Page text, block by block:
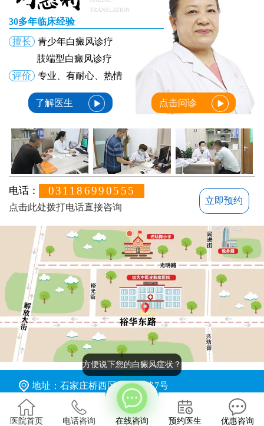
TRANSLATION
30多年临床经验
擅长
青少年白癜风诊疗
肢端型白癜风诊疗
评价
专业、有耐心、热情
了解医生 点击问诊
电话： 031186990555
点击此处拨打电话直接咨询
立即预约
地址：石家庄桥西区裕华东路7号
版权所有：石家庄远大中医皮肤病医院
医院首页 电话咨询 在线咨询
方便说下您的白癜风症状？
预约医生 优惠咨询